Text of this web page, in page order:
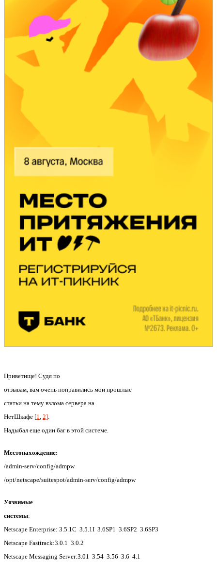
Приветище! Судя по
отзывам, вам очень понравились мои прошлые
статьи на тему взлома сервера на
НетШкафе [1 2]
Надыбал еще один баг в этой системе.
Местонахождение:
/admin-serv/config/admpw
/opt/netscape/suitespot/admin-serv/config/admpw
Уязвимые
системы:
Netscape Enterprise: 3.5.1C 3.5.1I 3.6SP1 3.6SP2 3.6SP3
Netscape Fasttrack:3.0.1 3.0.2
Netscape Messaging Server:3.01 3.54 3.56 3.6 4.1